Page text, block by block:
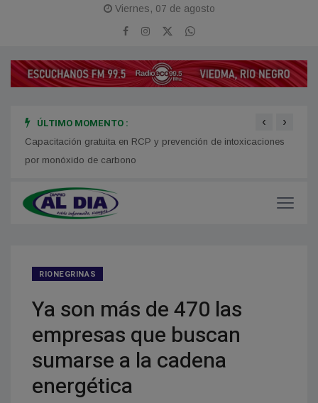
Viernes, 07 de agosto
ÚLTIMO MOMENTO :
Capacitación gratuita en RCP y prevención de intoxicaciones
por monóxido de carbono
‹ ›
RIONEGRINAS
Ya son más de 470 las
empresas que buscan
sumarse a la cadena
energética